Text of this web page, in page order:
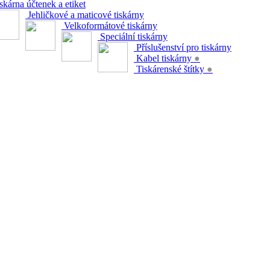
účtenek a etiket
Jehličkové a maticové tiskárny
Velkoformátové tiskárny
Speciální tiskárny
Příslušenství pro tiskárny
Kabel tiskárny ●
Tiskárenské štítky ●